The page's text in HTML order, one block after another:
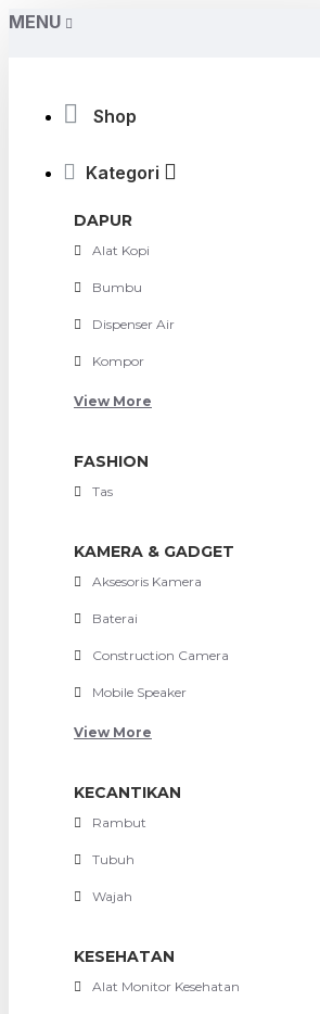
MENU
Shop
Kategori
DAPUR
Alat Kopi
Bumbu
Dispenser Air
Kompor
View More
FASHION
Tas
KAMERA & GADGET
Aksesoris Kamera
Baterai
Construction Camera
Mobile Speaker
View More
KECANTIKAN
Rambut
Tubuh
Wajah
KESEHATAN
Alat Monitor Kesehatan